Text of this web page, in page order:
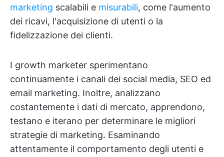
marketing scalabili e misurabili, come l'aumento
dei ricavi, l'acquisizione di utenti o la
fidelizzazione dei clienti.
I growth marketer sperimentano
continuamente i canali dei social media, SEO ed
email marketing. Inoltre, analizzano
costantemente i dati di mercato, apprendono,
testano e iterano per determinare le migliori
strategie di marketing. Esaminando
attentamente il comportamento degli utenti e